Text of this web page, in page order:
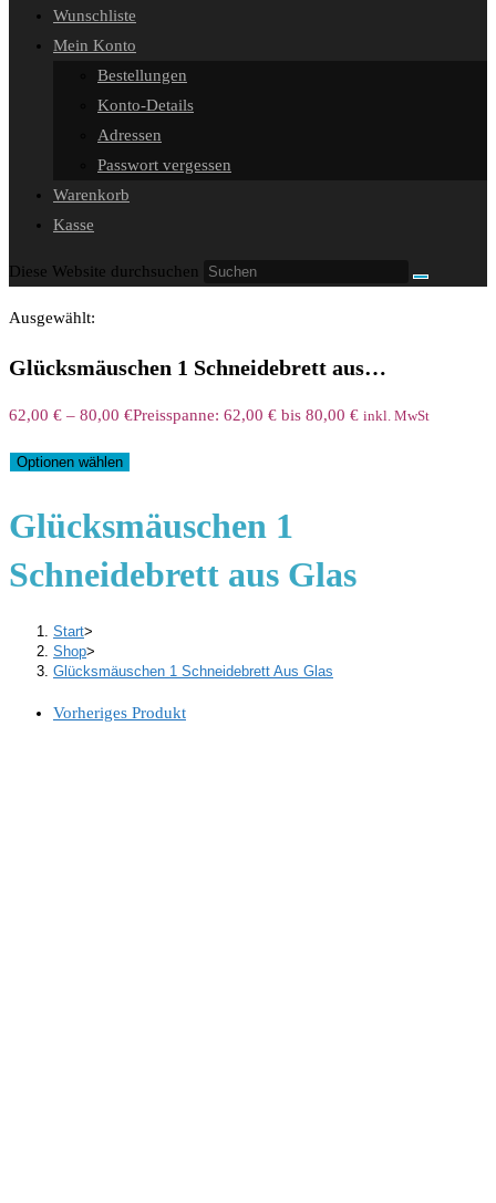
Wunschliste
Mein Konto
Bestellungen
Konto-Details
Adressen
Passwort vergessen
Warenkorb
Kasse
Diese Website durchsuchen
Ausgewählt:
Glücksmäuschen 1 Schneidebrett aus…
62,00 € – 80,00 €Preisspanne: 62,00 € bis 80,00 € inkl. MwSt
Optionen wählen
Glücksmäuschen 1
Schneidebrett aus Glas
Start>
Shop>
Glücksmäuschen 1 Schneidebrett Aus Glas
Vorheriges Produkt